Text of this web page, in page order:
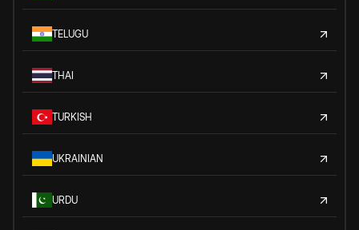
TELUGU
THAI
TURKISH
UKRAINIAN
URDU